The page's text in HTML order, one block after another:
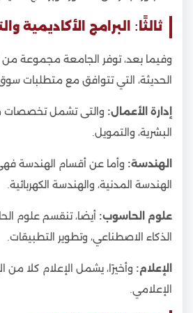
ثالثًا: البرامج الأكاديمية
وفيما بعد، توفر الجامعة مجموعة من
الحديثة، التي تتوافق مع متطلبات
إدارة الأعمال: والتى تشمل تخصصات
البشرية، والتمويل.
الهندسة: وأما عن أقسام الهندسة
الهندسة المدنية، والهندسة الكهربائية.
علوم الحاسوب: أيضا، تنقسم علوم
الذكاء الاصطناعي، وتطوير التطبيقات.
الإعلام: وأخيرًا، يشمل الإعلام كلا من
الإعلامي.